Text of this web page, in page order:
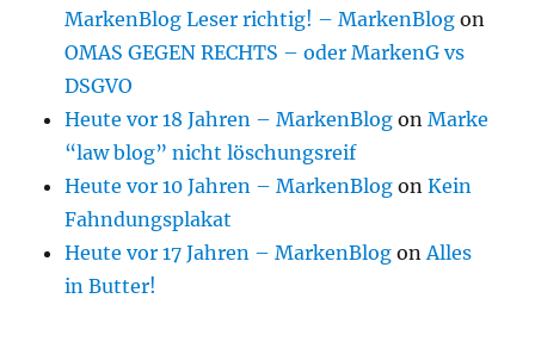
MarkenBlog Leser richtig! – MarkenBlog on
OMAS GEGEN RECHTS – oder MarkenG vs
DSGVO
Heute vor 18 Jahren – MarkenBlog onMarke
“law blog” nicht löschungsreif
Heute vor 10 Jahren – MarkenBlog onKein
Fahndungsplakat
Heute vor 17 Jahren – MarkenBlog onAlles
in Butter!